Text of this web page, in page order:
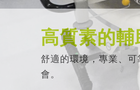
高質素的
舒適的環境，專業、
會。